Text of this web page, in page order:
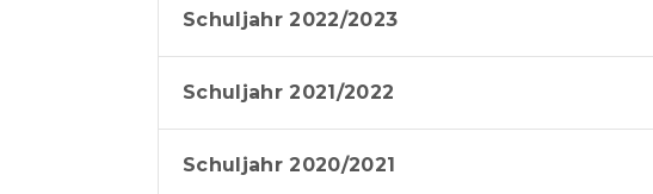
Schuljahr 2022/2023
Schuljahr 2021/2022
Schuljahr 2020/2021